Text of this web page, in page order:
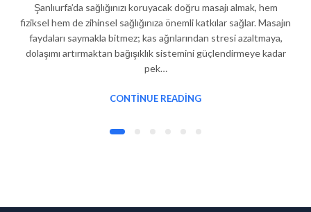
Şanlıurfa’da sağlığınızı koruyacak doğru masajı almak, hem
fiziksel hem de zihinsel sağlığınıza önemli katkılar sağlar. Masajın
faydaları saymakla bitmez; kas ağrılarından stresi azaltmaya,
dolaşımı artırmaktan bağışıklık sistemini güçlendirmeye kadar
pek…
CONTINUE READING